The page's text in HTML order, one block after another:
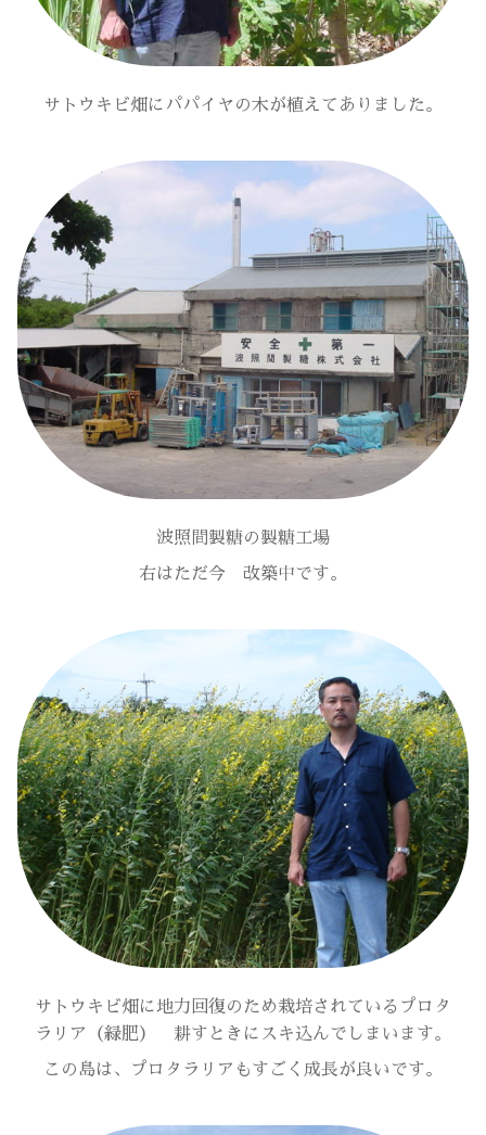
サトウキビ畑にパパイヤの木が植えてありました。
波照間製糖の製糖工場
右はただ今 改築中です。
サトウキビ畑に地力回復のため栽培されているプロタ
ラリア（緑肥） 耕すときにスキ込んでしまいます。
この島は、プロタラリアもすごく成長が良いです。